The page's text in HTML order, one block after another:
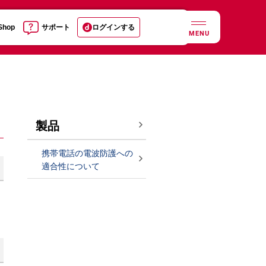
サポート ログインする
MENU
製品
携帯電話の電波防護への
適合性について